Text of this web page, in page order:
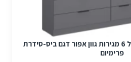
ארון רוחב 200 ס"מ כולל 6 מגירות גוון אפור דגם ביס-סידרת
פרימיום